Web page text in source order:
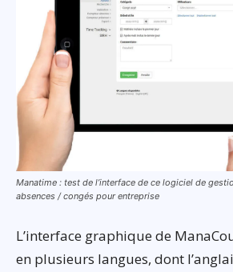
Manatime : test de l’interface de ce logiciel de
absences / congés pour entreprise
L’interface graphique de
en plusieurs langues, dont